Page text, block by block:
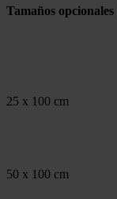
Tamaños opcionales
25 x 100 cm
50 x 100 cm